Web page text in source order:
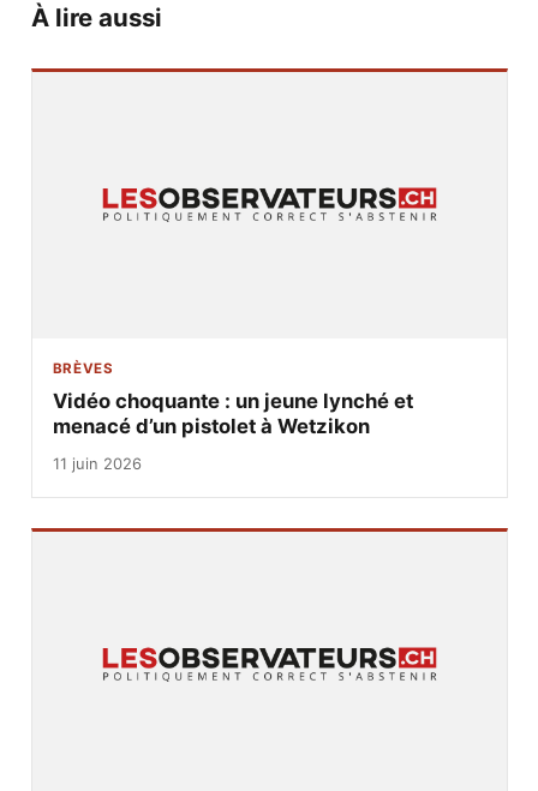
À lire aussi
BRÈVES
Vidéo choquante : un jeune lynché et
menacé d’un pistolet à Wetzikon
11 juin 2026